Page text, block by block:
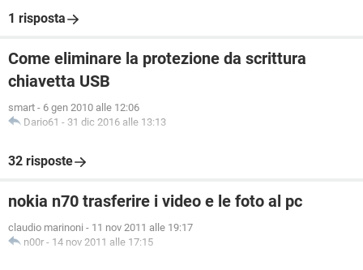
1 risposta
Come eliminare la protezione da scrittura
chiavetta USB
smart - 6 gen 2010 alle 12:06
Dario61 - 31 dic 2016 alle 13:13
32 risposte
nokia n70 trasferire i video e le foto al pc
claudio marinoni - 11 nov 2011 alle 19:17
n00r - 14 nov 2011 alle 17:15